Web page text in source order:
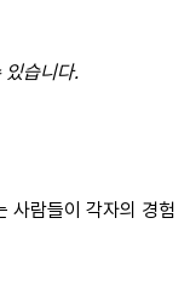
있습니다.
사람들이 각자의 경험